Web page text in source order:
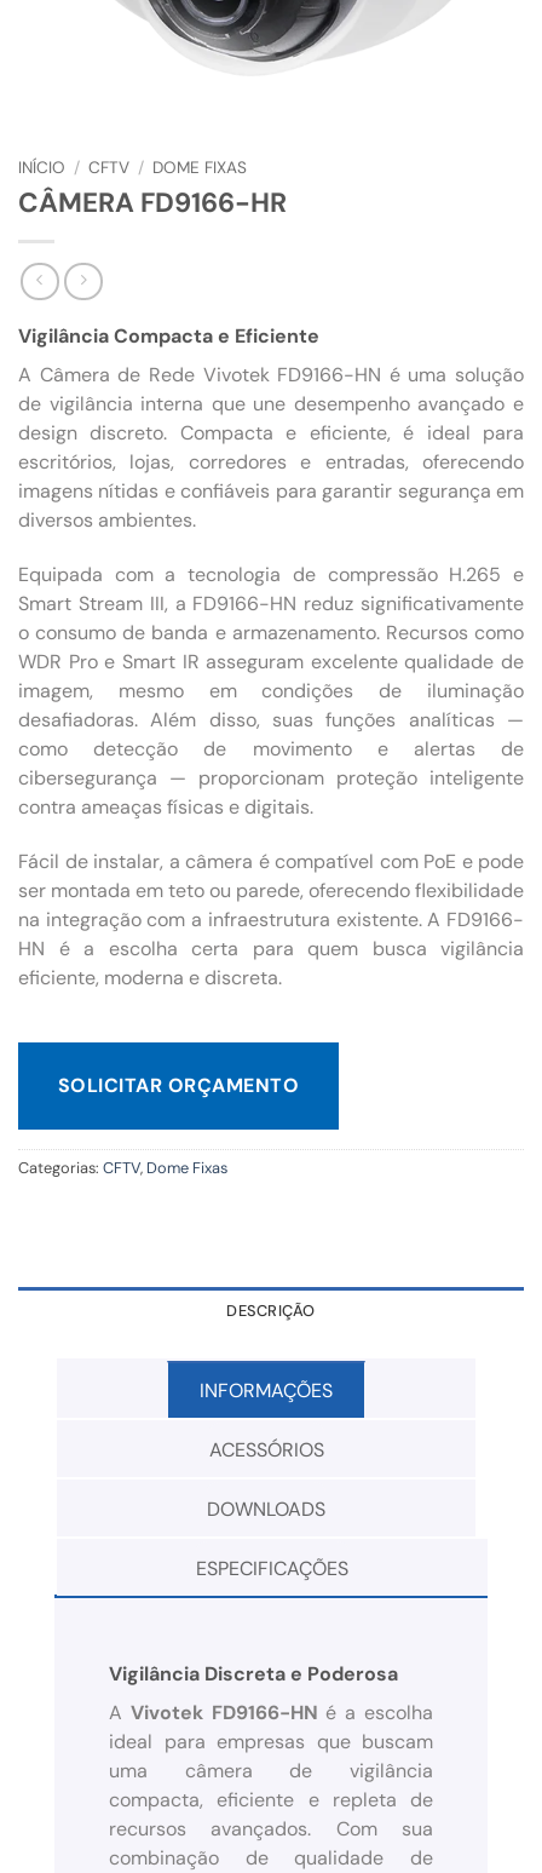
INÍCIO / CFTV / DOME FIXAS
CÂMERA FD9166-HR
Vigilância Compacta e Eficiente
A Câmera de Rede Vivotek FD9166-HN é uma solução
de vigilância interna que une desempenho avançado e
design discreto. Compacta e eficiente, é ideal para
escritórios, lojas, corredores e entradas, oferecendo
imagens nítidas e confiáveis para garantir segurança em
diversos ambientes.
Equipada com a tecnologia de compressão H.265 e
Smart Stream III, a FD9166-HN reduz significativamente
o consumo de banda e armazenamento. Recursos como
WDR Pro e Smart IR asseguram excelente qualidade de
imagem, mesmo em condições de iluminação
desafiadoras. Além disso, suas funções analíticas —
como detecção de movimento e alertas de
cibersegurança — proporcionam proteção inteligente
contra ameaças físicas e digitais.
Fácil de instalar, a câmera é compatível com PoE e pode
ser montada em teto ou parede, oferecendo flexibilidade
na integração com a infraestrutura existente. A FD9166-
HN é a escolha certa para quem busca vigilância
eficiente, moderna e discreta.
SOLICITAR ORÇAMENTO
Categorias: CFTV, Dome Fixas
DESCRIÇÃO
INFORMAÇÕES
ACESSÓRIOS
DOWNLOADS
ESPECIFICAÇÕES
Vigilância Discreta e Poderosa
A Vivotek FD9166-HN é a escolha
ideal para empresas que buscam
uma câmera de vigilância
compacta, eficiente e repleta de
recursos avançados. Com sua
combinação de qualidade de